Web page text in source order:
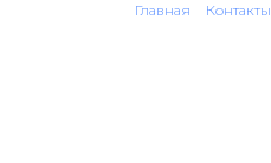
Главная Контакты